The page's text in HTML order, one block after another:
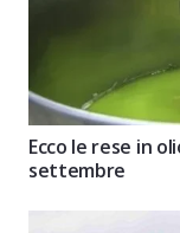
Ecco le rese in
settembre